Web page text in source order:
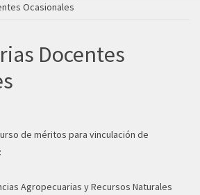
Ocasionales
Docentes
de méritos para vinculación de
Agropecuarias y Recursos Naturales